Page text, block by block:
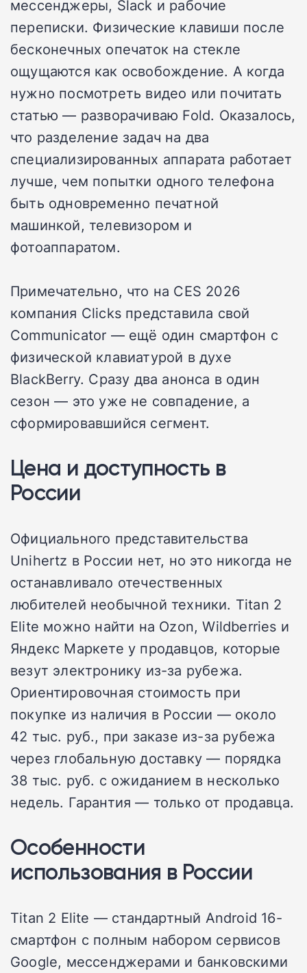
мессенджеры, Slack и рабочие
переписки. Физические клавиши после
бесконечных опечаток на стекле
ощущаются как освобождение. А когда
нужно посмотреть видео или почитать
статью — разворачиваю Fold. Оказалось,
что разделение задач на два
специализированных аппарата работает
лучше, чем попытки одного телефона
быть одновременно печатной
машинкой, телевизором и
фотоаппаратом.
Примечательно, что на CES 2026
компания Clicks представила свой
Communicator — ещё один смартфон с
физической клавиатурой в духе
BlackBerry. Сразу два анонса в один
сезон — это уже не совпадение, а
сформировавшийся сегмент.
Цена и доступность в
России
Официального представительства
Unihertz в России нет, но это никогда не
останавливало отечественных
любителей необычной техники. Titan 2
Elite можно найти на Ozon, Wildberries и
Яндекс Маркете у продавцов, которые
везут электронику из-за рубежа.
Ориентировочная стоимость при
покупке из наличия в России — около
42 тыс. руб., при заказе из-за рубежа
через глобальную доставку — порядка
38 тыс. руб. с ожиданием в несколько
недель. Гарантия — только от продавца.
Особенности
использования в России
Titan 2 Elite — стандартный Android 16-
смартфон с полным набором сервисов
Google, мессенджерами и банковскими